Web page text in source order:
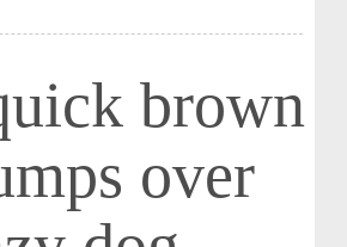
brown
over